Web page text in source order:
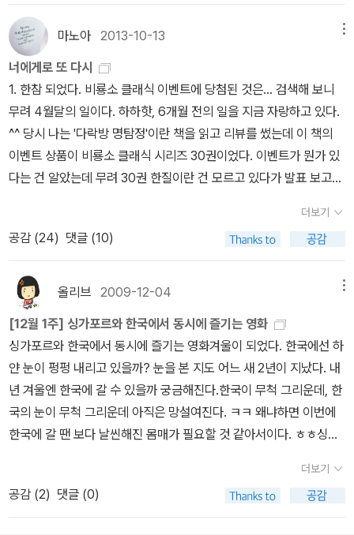
와서 혼났어, 그랬어요. 근데 J가 그런 얘기를 정말 너무 좋아하는 거
예요. 그거 보고 언니가 샐쭉해서 나도 가보고 싶다 그러니까 또 으쓱
해가지고요. 이런 작은 걸 그동안 내가 못했구나 싶어서 미안하기도
하고, 마음이 또 너무 좋고요. * 열두 살, 쌍둥이 자매 중 동생인 J
를 어제 처음 만났다. 공부뿐 아니라 다방면에 재능이 많고 애교도 떼
도 많은 언니와 달리 조용하고 순한 J. 사춘기를 시작하면서 부쩍 소
극적인 아이가 되었다는 것이 어머니의 걱정이었다. 취미라고는 뒹굴
뒹굴 하면서 책을 읽는 것뿐이라고. 그런데 만나본 J는 처음에만 낯을
자 J는 좀 얄미운 친구와 속 터지는 친구(J까지 삼총사)에 대한 애정
과 불만을 털어놓았다. 짜증나게 할 때도 많지만 역시 제일 좋아하는
사람인 쌍둥이 언니 얘기도 했다. 친구 중에는 벌써 직업을 고민하는
애도 있다면서 진로는 언제까지 정해야 되는 거냐고 내게 묻기도 했
다. 그럴 수 있다면 뮤지컬이랑 관련된 일을 하고 싶다고 했다. 노래를
잘 부르진 못하지만 노래를 좋아한다고 했다. 스마트폰이 없어서 속
상하다 하면서도 딱히 불편한 건 없고 그냥 조금 부러운 정도라고 또
의젓하게 말했다. <<샬롯의 거미줄>> (내가 편집했다)을 좋아한다
고 해서, 100쇄 기념 컬러판을 보여주었다. <<엄지 소년>>을 좋아
한다고 해서 에리히 캐스트너의 자전 소설인 <<내가 어렸을 때에>>
(내가 처음 편집한 책이다)를 보여 주었다. 같은 작가의 <<로테와 루
<<크리스마스 캐럴>>을 좋아한다고 했다. 그런 얘기를 하면서 안경
한 크리스마스 장식2. 산타의 크리스마스 스티커북3. 크리스마스 만
다라4. 크리스마스 스티커북5. 스티커인형 옷 입히기, 크리스마스편
1. 랄랄라 크리스마스 캐럴2. 크리스마스 캐럴3. 스마트폰 사운
드 북 ; 크리스마스 캐럴4. 한글과 영어가 하나로 캐럴 사운드북 -- 크
리스마스가 되면 시내에서 장식된 크리스마스 트리를 본다거나, 교회
나 성당의 모습도 텔레비전으로 보긴 하지만, 집에서 크리스마스라고
장식을 해 본 적은 없었어요. 연말에 반짝이는 장식과 크리스마스 캐
럴이 들리는 곳을 지나다보면, 아 올해도 얼마 남지 않았네, 하는 마음
도 들곤 했습니다. 사람들이 많이 지나는 곳에서 구세군 모금하는 것
도 보곤 했는데, 올해는 어쩌다보니 보지 못했어요. 크리스마스 캐럴
하니까 생각나는 건데, 저는 지금도 가끔씩 (솔직히는 물어보면 거
각하곤 합니다. <크리스마스 캐럴>은 스크루지 나오는 거고, <크리
스마스 선물>은 서로 선물 교환하는 이야기라서 비슷하진 않은데도
그럴 때가 좀 있죠. 다양한 출판사에서 나온 <크리스마스 캐럴>
찾아보니 많았던 <크리스마스>가 들어간 책
들 -- 검색해보고 알게 된 거지만, 크리스마스 선물이라는 이름은 같
고, 저자는 다른 책이 많군요. 저는 오헨리만 알고 있었는데.^^ 덧붙여
크리스마스의 선물, 기적, 이야기 등의 책도 상당히 많았습니다.
크리스마스 책을 검색하다보니 어린이나 유아를 위한 그림책
설 그렇지만 <크리스마스>가 들어간 책이라고 해서 다 어린이를 위
한 책은 아니었어요. 이 책들은 로맨스 소설이었거든요. 크리스마스
마노아2013-10-13
너에게로 또 다시
1. 한참 되었다. 비룡소 클래식 이벤트에 당첨된 것은... 검색해 보니
무려 4월달의 일이다. 하하핫, 6개월 전의 일을 지금 자랑하고 있다.
^^ 당시 나는 '다락방 명탐정'이란 책을 읽고 리뷰를 썼는데 이 책의
이벤트 상품이 비룡소 클래식 시리즈 30권이었다. 이벤트가 뭔가 있
다는 건 알았는데 무려 30권 한질이란 건 모르고 있다가 발표 보고서
독 후보로 입상했다. -_-;;; 달랑 한명 응모했어도 통 크게! 선물을 보
내준 비룡소에 고마움의 인사를 전한다. 좀 많이 늦었지만...^^ 어릴
때 읽었던 주니어 문고보다 훨씬 두꺼운 책들이다. 다시 보는 것도 큰
즐거움이 되리라. 그때 나에게 행운을 안겨 주었던 다락방 명탐정은
2편도 나왔다. 이 책 역시 기대가 된다. 2. 그 다음의 행운은 7월에 찾
아왔다. '따라와, 멋진 걸 보여 줄게!'라는 제목의 책이었는데 폴라로
이드 카메라를 받았다. 음하하핫!!! 카메라와 미니 앨범에 매직까지,
종합 선물이었다. 디지털 카메라에 핸드폰 카메라가 워낙 발달됐지만
폴라로이드 카메라도 갖고 싶었다. 이제 이걸 들고 좀 놀러가야 할 텐
데 말이다...3. 그 다음 행운은 황선미 작가의 신나게 자유롭게 뻥!이
다. 구매자 리뷰를 대상으로 한 이벤트에서 유홍준 교수님의 만화 나
의 문화 유산 답사기를 선물 받았다. 이로써 우리집에는 어른용 나의
문화 유산 답사기와 어린이를 위한 만화 나의 문화 유산 답사기를 모
더보기
공감 (24) 댓글 (10)
올리브 2009-12-04
[12월 1주] 싱가포르와 한국에서 동시에 즐기는 영화
싱가포르와 한국에서 동시에 즐기는 영화겨울이 되었다. 한국에선 하
얀 눈이 펑펑 내리고 있을까? 눈을 본 지도 어느 새 2년이 지났다. 내
년 겨울엔 한국에 갈 수 있을까 궁금해진다.한국이 무척 그리운데, 한
국의 눈이 무척 그리운데 아직은 망설여진다. ㅋㅋ 왜냐하면 이번에
한국에 갈 땐 보다 날씬해진 몸매가 필요할 것 같아서이다. ㅎㅎ싱가
미있는 영화도 보고 멋진 야경도 보며 한 달을 즐기려한다.일단, 싱가
포르와 한국 동시에 즐길 수 있는 영화를 보자.바로 이 세 영화이다.
우리의 멋진 인기 스타 '비'의 열연 영화 [닌자 어쌔신]은 싱가포르에
더보기
공감 (2) 댓글 (0)